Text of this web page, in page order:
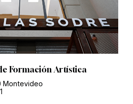
Formación Artística
Montevideo